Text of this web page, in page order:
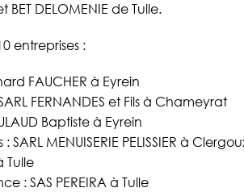
BET DELOMENIE de Tulle.
entreprises :
FAUCHER à Eyrein
FERNANDES et Fils à Chameyrat
Baptiste à Eyrein
MENUISERIE PELISSIER à
Tulle
: SAS PEREIRA à Tulle